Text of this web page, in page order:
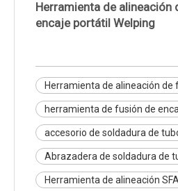
Herramienta de alineación
encaje portátil Welping
Herramienta de alineación de
herramienta de fusión de
accesorio de soldadura de
Abrazadera de soldadura de
Herramienta de alineación